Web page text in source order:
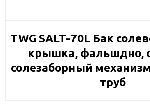
TWG SALT-70L Бак
крышка, фальшдно,
солезаборный
труб